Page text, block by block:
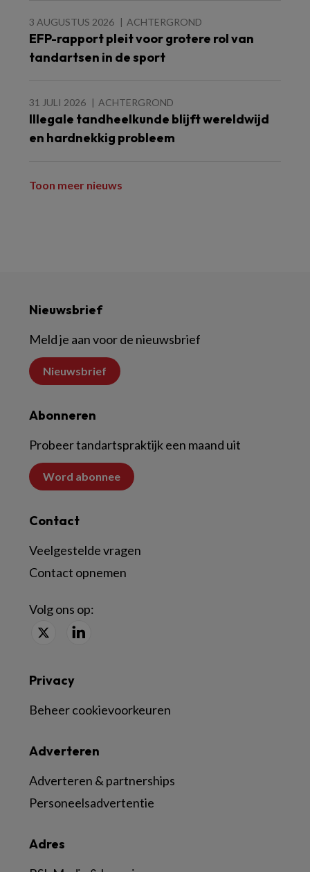
3 AUGUSTUS 2026 ACHTERGROND
EFP-rapport pleit voor grotere rol van
tandartsen in de sport
31 JULI 2026 ACHTERGROND
Illegale tandheelkunde blijft wereldwijd
en hardnekkig probleem
Toon meer nieuws
Nieuwsbrief
Meld je aan voor de nieuwsbrief
Nieuwsbrief
Abonneren
Probeer tandartspraktijk een maand uit
Word abonnee
Contact
Veelgestelde vragen
Contact opnemen
Volg ons op:
Adres
Adverteren
Adverteren & partnerships
Personeelsadvertentie
Privacy
Beheer cookievoorkeuren